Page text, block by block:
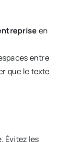
en
entre
que le texte
Évitez les